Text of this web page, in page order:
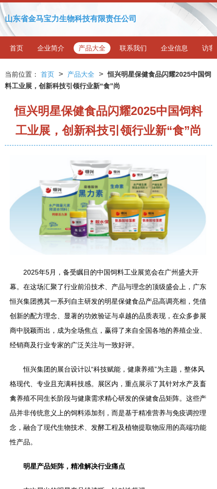
山东省金马宝力生物科技有限责任公司
首页 企业简介 产品大全 联系我们 企业信息 访客
当前位置： 首页 > 产品大全 > 恒兴明星保健食品闪耀2025中国饲
料工业展，创新科技引领行业新“食”尚
恒兴明星保健食品闪耀2025中国饲料
工业展，创新科技引领行业新“食”尚
2025年5月，备受瞩目的中国饲料工业展览会在广州盛大开
幕。在这场汇聚了行业前沿技术、产品与理念的顶级盛会上，广东
恒兴集团携其一系列自主研发的明星保健食品产品高调亮相，凭借
创新的配方理念、显著的功效验证与卓越的品质表现，在众多参展
商中脱颖而出，成为全场焦点，赢得了来自全国各地的养殖企业、
经销商及行业专家的广泛关注与一致好评。
恒兴集团的展台设计以“科技赋能，健康养殖”为主题，整体风
格现代、专业且充满科技感。展区内，重点展示了其针对水产及畜
禽养殖不同生长阶段与健康需求精心研发的保健食品矩阵。这些产
品并非传统意义上的饲料添加剂，而是基于精准营养与免疫调控理
念，融合了现代生物技术、发酵工程及植物提取物应用的高端功能
性产品。
明星产品矩阵，精准解决行业痛点